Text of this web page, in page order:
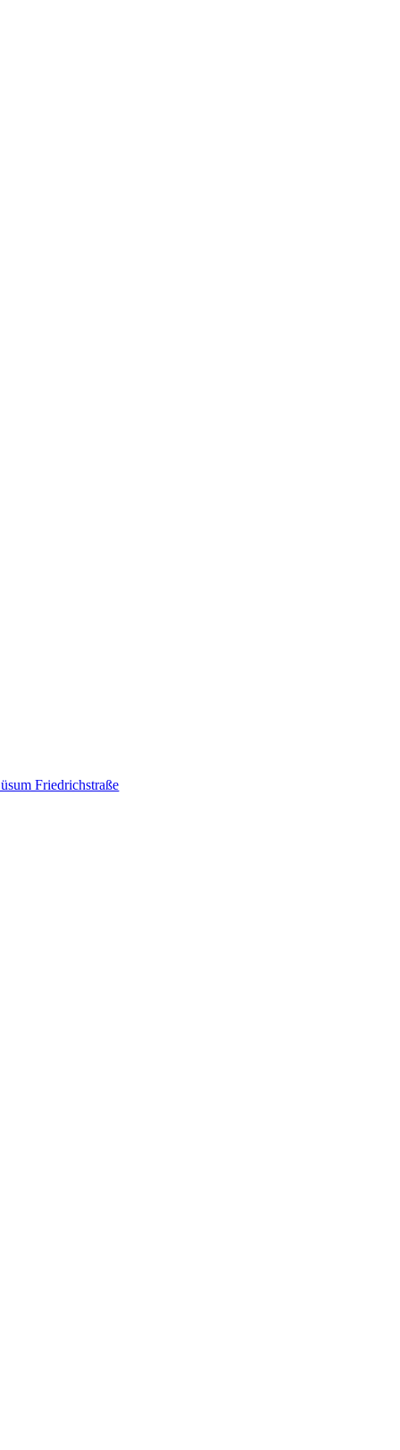
Friedrichstraße